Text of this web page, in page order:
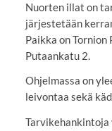
Nuorten illat on
järjestetään
Paikka on Tornion
Putaankatu 2.
Ohjelmassa on
leivontaa sekä
Tarvikehankintoja